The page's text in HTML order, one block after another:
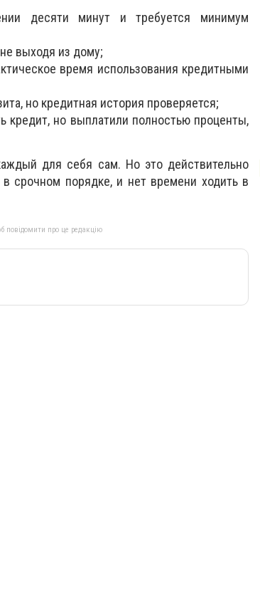
десяти минут и требуется минимум
выходя из дому;
время использования кредитными
но кредитная история проверяется;
кредит, но выплатили полностью проценты,
для себя сам. Но это действительно
срочном порядке, и нет времени ходить в
повідомити про це редакцію